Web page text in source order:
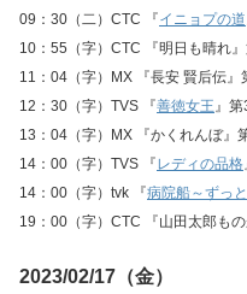
09：30（二）CTC 『イニョプの道
10：55（字）CTC 『明日も晴れ
11：04（字）MX 『長安 賢后伝』
12：30（字）TVS 『善徳女王』
13：04（字）MX 『かくれんぼ』
14：00（字）TVS 『レディの品格
14：00（字）tvk 『病院船～ずっ
19：00（字）CTC 『山田太郎も
2023/02/17（金）